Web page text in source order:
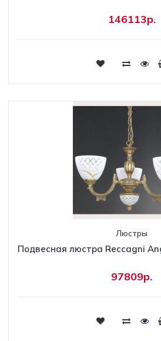
146113р.
Люстры
Подвесная люстра Reccagni
97809р.